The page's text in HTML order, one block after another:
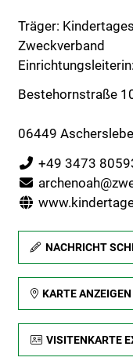
Träger:
Zweckverband
Bestehornstraße
06449
+49 3473
NACHRICHT
KARTE ANZEIGEN
VISITENKARTE